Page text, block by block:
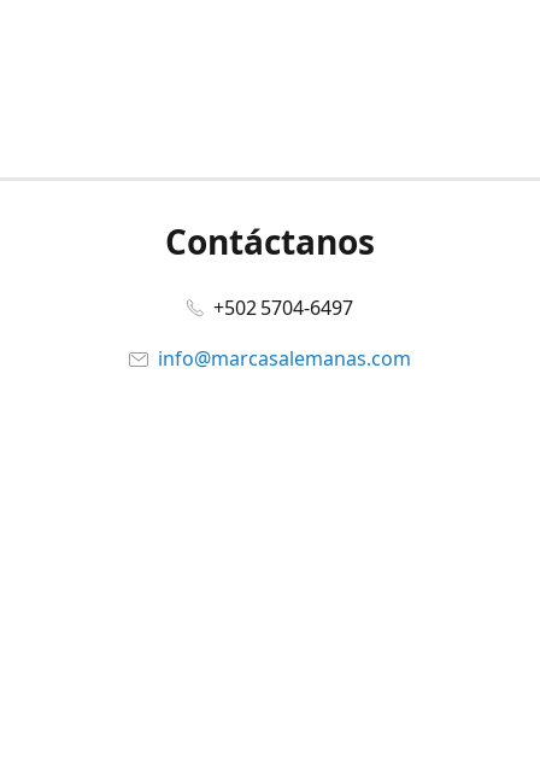
Contáctanos
+502 5704-6497
info@marcasalemanas.com